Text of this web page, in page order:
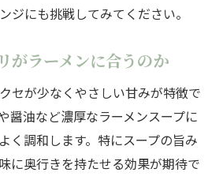
ジにも挑戦してみてください。
がラーメンに合うのか
セが少なくやさしい甘みが特徴で
醤油など濃厚なラーメンスープに
く調和します。特にスープの旨み
に奥行きを持たせる効果が期待で